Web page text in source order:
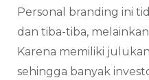
Personal branding ini
dan tiba-tiba,
Karena memiliki
sehingga banyak